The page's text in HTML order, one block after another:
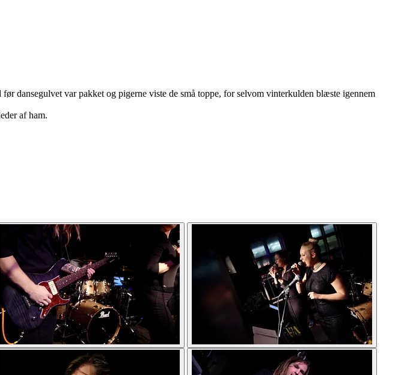
dansegulvet var pakket og pigerne viste de små toppe, for selvom vinterkulden blæste igennem
af ham.